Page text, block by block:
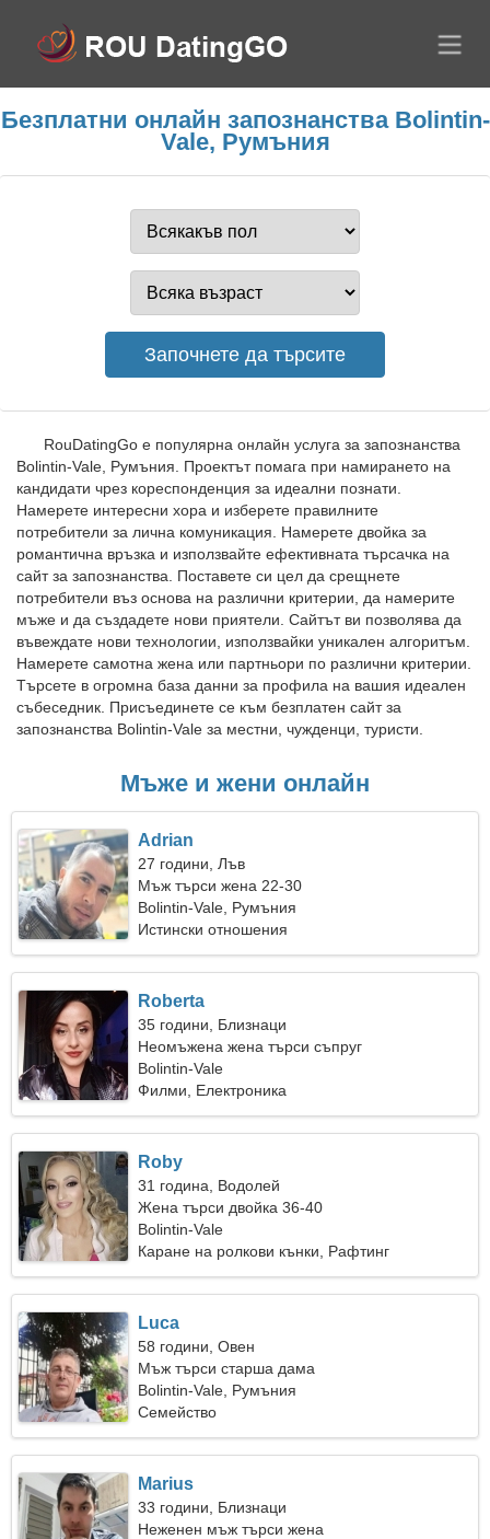
Безплатни онлайн запознанства Bolintin-
Vale, Румъния
RouDatingGo е популярна онлайн услуга за запознанства
Bolintin-Vale, Румъния. Проектът помага при намирането на
кандидати чрез кореспонденция за идеални познати.
Намерете интересни хора и изберете правилните
потребители за лична комуникация. Намерете двойка за
романтична връзка и използвайте ефективната търсачка на
сайт за запознанства. Поставете си цел да срещнете
потребители въз основа на различни критерии, да намерите
мъже и да създадете нови приятели. Сайтът ви позволява да
въвеждате нови технологии, използвайки уникален алгоритъм.
Намерете самотна жена или партньори по различни критерии.
Търсете в огромна база данни за профила на вашия идеален
събеседник. Присъединете се към безплатен сайт за
запознанства Bolintin-Vale за местни, чужденци, туристи.
Мъже и жени онлайн
Adrian
27 години, Лъв
Мъж търси жена 22-30
Bolintin-Vale, Румъния
Истински отношения
Roberta
35 години, Близнаци
Неомъжена жена търси съпруг
Bolintin-Vale
Филми, Електроника
Roby
31 година, Водолей
Жена търси двойка 36-40
Bolintin-Vale
Каране на ролкови кънки, Рафтинг
Luca
58 години, Овен
Мъж търси старша дама
Bolintin-Vale, Румъния
Семейство
Marius
33 години, Близнаци
Неженен мъж търси жена